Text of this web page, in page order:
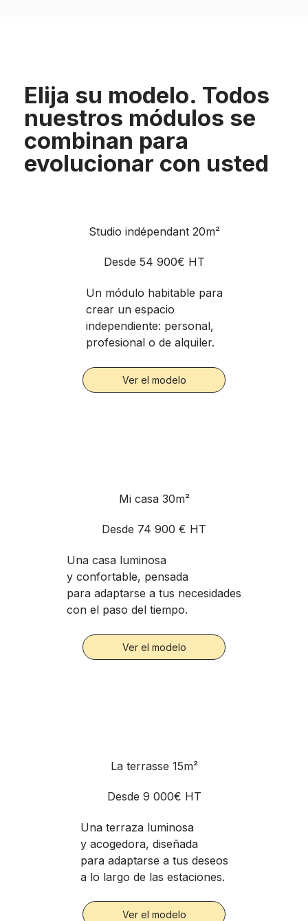
Studio indépendant 20m²
Ver el modelo
Desde 54 900€ HT
Un módulo habitable para
crear un espacio
independiente: personal,
profesional o de alquiler.
Mi casa 30m²
Ver el modelo
Desde 74 900 € HT
Una casa luminosa
y confortable, pensada
para adaptarse a tus necesidades
con el paso del tiempo.
La terrasse 15m²
Ver el modelo
Desde 9 000€ HT
Una terraza luminosa
y acogedora, diseñada
para adaptarse a tus deseos
a lo largo de las estaciones.
Elija su modelo. Todos
nuestros módulos se
combinan para
evolucionar con usted